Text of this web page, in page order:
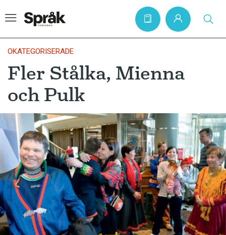
Hem
Artiklar
Krönikor
Språkfrågor
Skrivtips
Bokrecensioner
Kviss
Podden
Anmäl till språkpolisen
OKATEGORISERADE
Fler Stålka, Mienna
och Pulk